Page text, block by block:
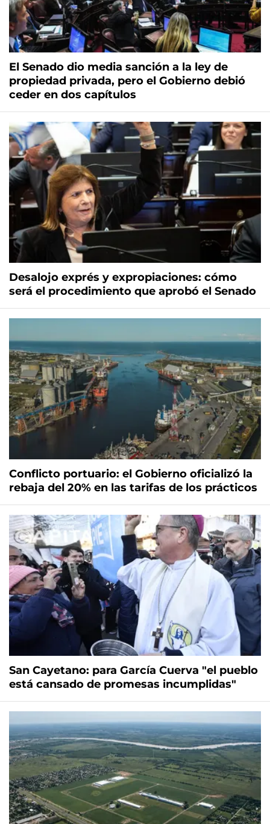
El Senado dio media sanción a la ley de
propiedad privada, pero el Gobierno debió
ceder en dos capítulos
Desalojo exprés y expropiaciones: cómo
será el procedimiento que aprobó el Senado
Conflicto portuario: el Gobierno oficializó la
rebaja del 20% en las tarifas de los prácticos
San Cayetano: para García Cuerva "el pueblo
está cansado de promesas incumplidas"